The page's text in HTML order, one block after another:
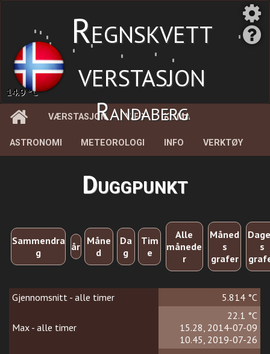
14.9 °C
Regnskvett
verstasjon
Randaberg
VÆRSTASJON VÆR KLIMA
ASTRONOMI METEOROLOGI INFO VERKTØY
Duggpunkt
Sammendra
g
år Måne
d
Da
g
Tim
e
Alle
månede
r
Måned
s
grafer
s
Gjennomsnitt - alle timer 5.814 °C
Max - alle timer
22.1 °C
15.28, 2014-07-09
10.45, 2019-07-26